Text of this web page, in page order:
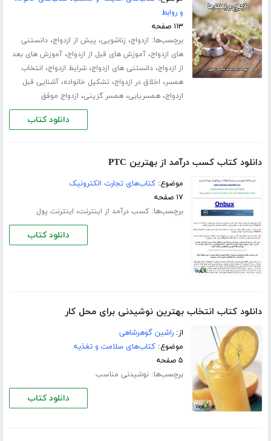
و روابط
۱۱۳ صفحه
برچسب‌ها: ازدواج، زناشویی، پیش از ازدواج،دانستنی
های ازدواج،آموزش های قبل از ازدواج،آموزش های بعد
از ازدواج،دانستنی های ازدواج،شرایط ازدواج، انتخاب
همسر، اخلاق در ازدواج، تشکیل خانواده،آشنایی قبل
ازدواج،همسریابی،همسر گزینی، ازدواج موفق
دانلود کتاب
دانلود کتاب کسب درآمد از بهترین PTC
موضوع:کتاب‌های تجارت الکترونیک
۱۷ صفحه
برچسب‌ها:کسب درآمد از اینترنت، اینترنت پول
دانلود کتاب
دانلود کتاب انتخاب بهترین نوشیدنی برای محل کار
از:راشین گوهرشاهی
موضوع:کتاب‌های سلامت و تغذیه
۵ صفحه
برچسب‌ها:نوشیدنی مناسب
دانلود کتاب